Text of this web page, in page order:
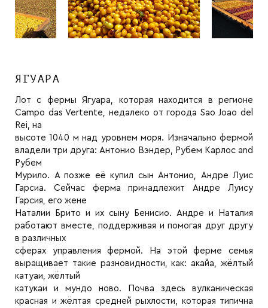
ЯГУАРА
Лот с фермы Ягуара, которая находится в регионе
Campo das Vertente, недалеко от города Sao Joao del
Rei, на
высоте 1040 м над уровнем моря. Изначально фермой
владели три друга: Антонио Вэндер, Рубем Карлос and
Рубем
Мурило. А позже её купил сын Антонио, Андре Луис
Гарсиа. Сейчас ферма принадлежит Андре Луису
Гарсия, его жене
Наталии Брито и их сыну Бенисио. Андре и Наталия
работают вместе, поддерживая и помогая друг другу
в различных
сферах управления фермой. На этой ферме семья
выращивает такие разновидности, как: акайа, жёлтый
катуаи, жёлтый
катукаи и мундо ново. Почва здесь вулканическая
красная и жёлтая средней рыхлости, которая типична